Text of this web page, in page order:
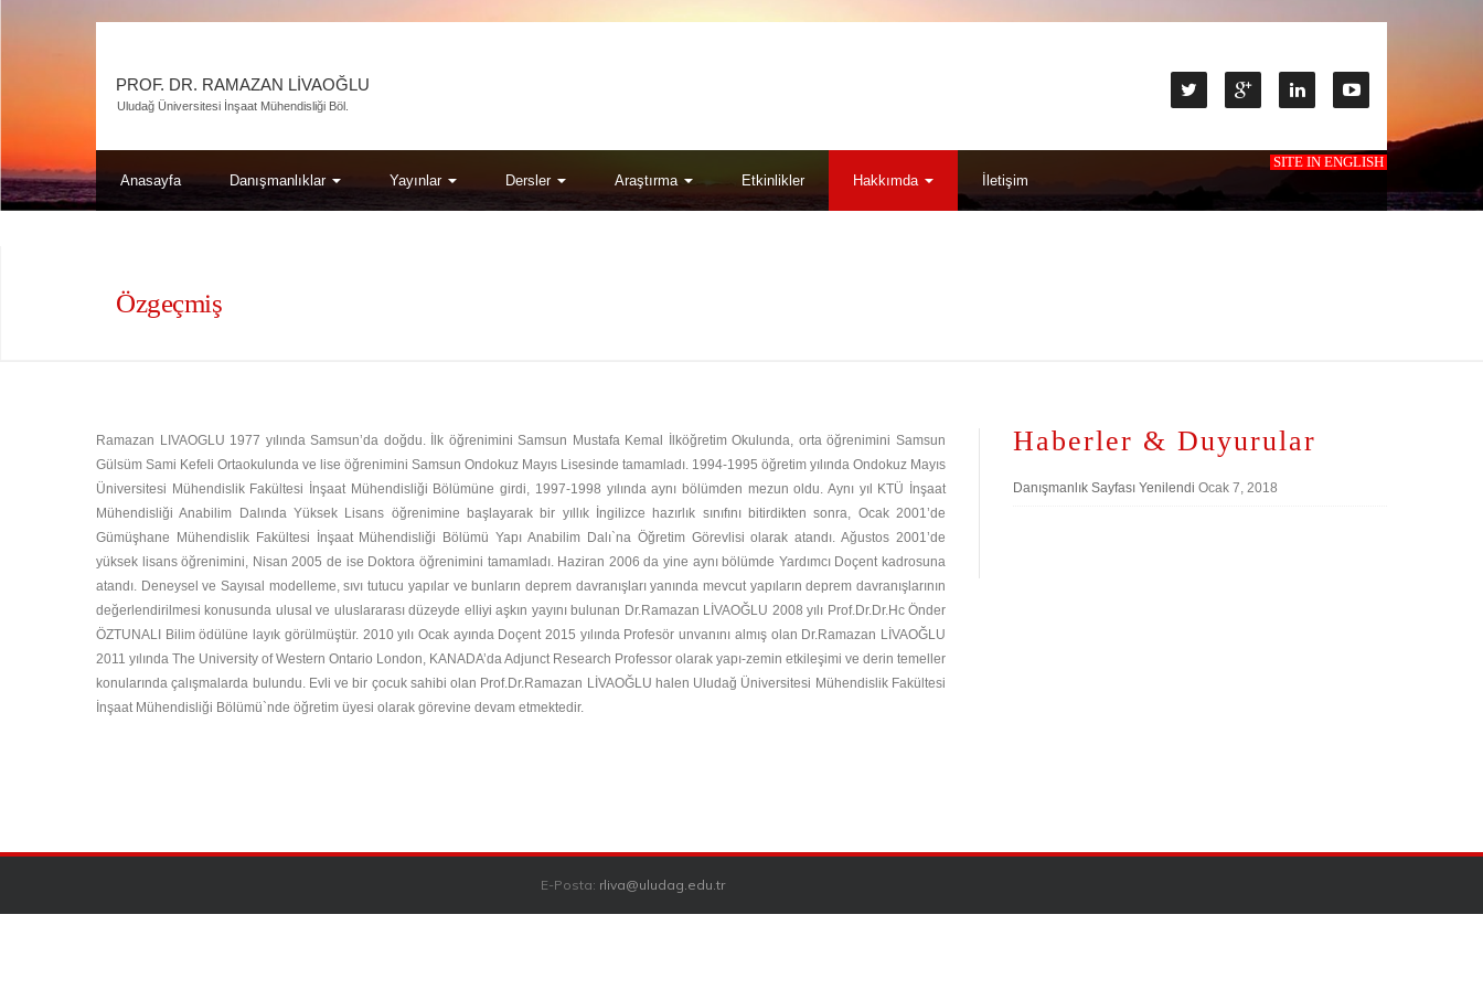
PROF. DR. RAMAZAN LIVAOĞLU
Uludağ Üniversitesi İnşaat Mühendisliği Böl.
Anasayfa Danışmanlıklar Yayınlar Dersler Araştırma Etkinlikler Hakkımda İletişim
SITE IN ENGLISH
Özgeçmiş
Ramazan LIVAOGLU 1977 yılında Samsun’da doğdu. İlk öğrenimini Samsun Mustafa Kemal İlköğretim Okulunda, orta öğrenimini Samsun
Gülsüm Sami Kefeli Ortaokulunda ve lise öğrenimini Samsun Ondokuz Mayıs Lisesinde tamamladı. 1994-1995 öğretim yılında Ondokuz Mayıs
Üniversitesi Mühendislik Fakültesi İnşaat Mühendisliği Bölümüne girdi, 1997-1998 yılında aynı bölümden mezun oldu. Aynı yıl KTÜ İnşaat
Mühendisliği Anabilim Dalında Yüksek Lisans öğrenimine başlayarak bir yıllık İngilizce hazırlık sınıfını bitirdikten sonra, Ocak 2001’de
Gümüşhane Mühendislik Fakültesi İnşaat Mühendisliği Bölümü Yapı Anabilim Dalı`na Öğretim Görevlisi olarak atandı. Ağustos 2001’de
yüksek lisans öğrenimini, Nisan 2005 de ise Doktora öğrenimini tamamladı. Haziran 2006 da yine aynı bölümde Yardımcı Doçent kadrosuna
atandı. Deneysel ve Sayısal modelleme, sıvı tutucu yapılar ve bunların deprem davranışları yanında mevcut yapıların deprem davranışlarının
değerlendirilmesi konusunda ulusal ve uluslararası düzeyde elliyi aşkın yayını bulunan Dr.Ramazan LİVAOĞLU 2008 yılı Prof.Dr.Dr.Hc Önder
ÖZTUNALI Bilim ödülüne layık görülmüştür. 2010 yılı Ocak ayında Doçent 2015 yılında Profesör unvanını almış olan Dr.Ramazan LİVAOĞLU
2011 yılında The University of Western Ontario London, KANADA’da Adjunct Research Professor olarak yapı-zemin etkileşimi ve derin temeller
konularında çalışmalarda bulundu. Evli ve bir çocuk sahibi olan Prof.Dr.Ramazan LİVAOĞLU halen Uludağ Üniversitesi Mühendislik Fakültesi
İnşaat Mühendisliği Bölümü`nde öğretim üyesi olarak görevine devam etmektedir.
Haberler & Duyurular
Danışmanlık Sayfası Yenilendi Ocak 7, 2018
E-Posta: rliva@uludag.edu.tr